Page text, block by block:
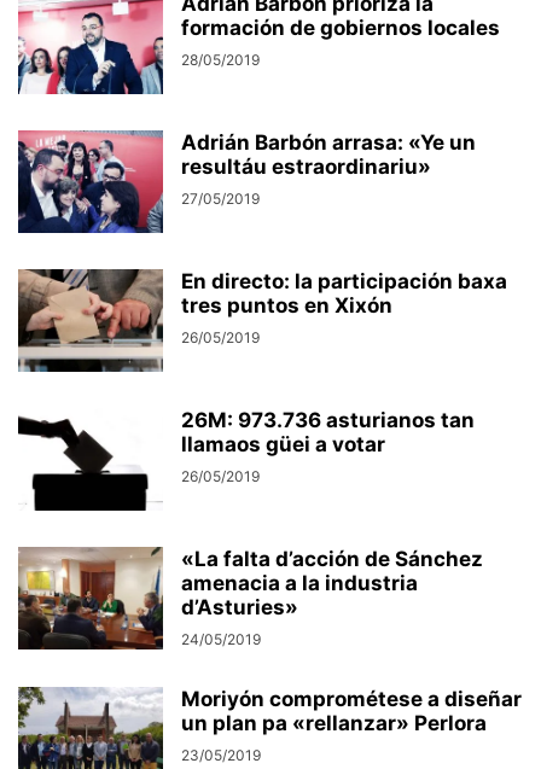
formación de gobiernos locales
28/05/2019
Adrián Barbón arrasa: «Ye un
resultáu estraordinariu»
27/05/2019
En directo: la participación baxa
tres puntos en Xixón
26/05/2019
26M: 973.736 asturianos tan
llamaos güei a votar
26/05/2019
«La falta d’acción de Sánchez
amenacia a la industria
d’Asturies»
24/05/2019
Moriyón comprométese a diseñar
un plan pa «rellanzar» Perlora
23/05/2019